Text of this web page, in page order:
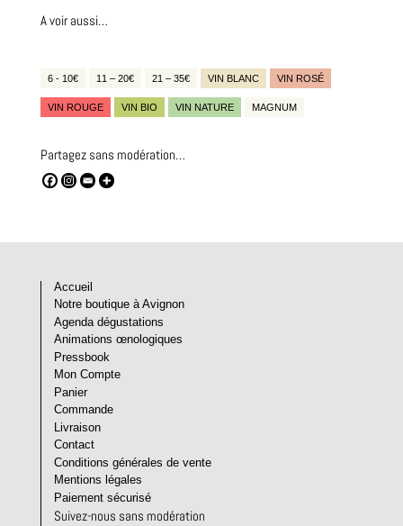
A voir aussi…
6 - 10€ 11 – 20€ 21 – 35€ VIN BLANC VIN ROSÉ
VIN ROUGE VIN BIO VIN NATURE MAGNUM
Partagez sans modération…
Accueil
Notre boutique à Avignon
Agenda dégustations
Animations œnologiques
Pressbook
Mon Compte
Panier
Commande
Livraison
Contact
Conditions générales de vente
Mentions légales
Paiement sécurisé
Suivez-nous sans modération